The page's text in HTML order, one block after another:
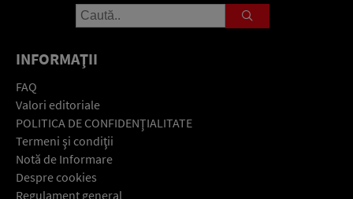
INFORMAŢII
FAQ
Valori editoriale
POLITICA DE CONFIDENŢIALITATE
Termeni şi condiţii
Notă de Informare
Despre cookies
Regulament general